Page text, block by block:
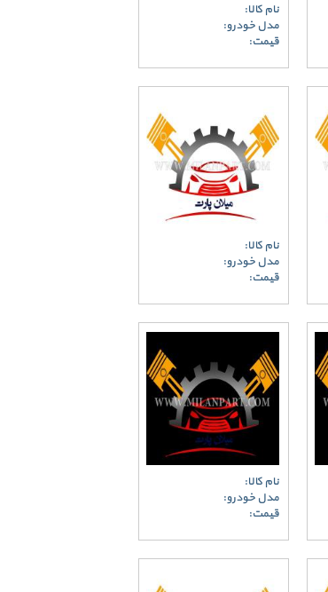
نام کالا:
مدل خودرو:
قیمت:
نام کالا:
مدل خودرو:
قیمت:
نام کالا:
مدل خودرو:
قیمت: